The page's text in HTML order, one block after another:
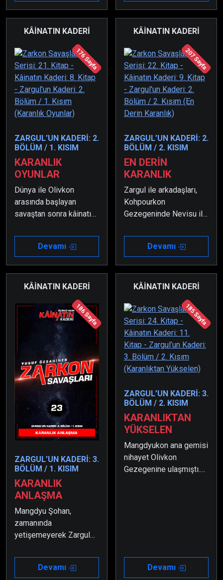
büyük acılar çekmeye
başlamıştı.
KÂİNATIN KADERİ
176 Sayfa
ZARGUL’UN KADERİ: 2.
BÖLÜM / 1. KISIM
KARANLIK
OYUNLAR
Dünya ile Olivkon
arasında başlayan
savaştan sonra kâinatın
ve en akıl almaz ana
gemisi Mangdyukon,
Olivkon’a doğru yola
çıkmıştır.
Devamı
KÂİNATIN KADERİ
207 Sayfa
ZARGUL’UN KADERİ: 2.
BÖLÜM / 2. KISIM
EN DERİN
KARANLIK
Zargul ile arkadaşları,
Kohpourkon
Gezegeninde Nevisu ile
kalmışlardır. Ancak oğlu
sayesinde Nevisu
birlikte kaçmışlardır.
Devamı
KÂİNATIN KADERİ
186 Sayfa
ZARGUL’UN KADERİ: 3.
BÖLÜM / 1. KISIM
KARANLIK
ANLAŞMA
Mangdyu Şohan,
zamanında
yetişemeyerek Zargul
çatışmasını
engelleyememişti. Bu
Devamı
KÂİNATIN KADERİ
185 Sayfa
ZARGUL’UN KADERİ: 3.
BÖLÜM / 2. KISIM
KARANLIKTAN
YÜKSELEN
Mangdyukon ana gemisi
nihayet Olivkon
Gezegenine ulaşmıştı.
oldukça zora girmişti ve
savaşı kaybedecek gibi
Devamı